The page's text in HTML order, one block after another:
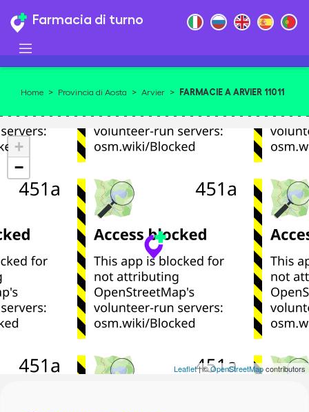
Farmacia di turno
Home > Provincia di Aosta > Arvier > FARMACIE A ARVIER 11011
+
−
Leaflet| ©OpenStreetMapcontributors